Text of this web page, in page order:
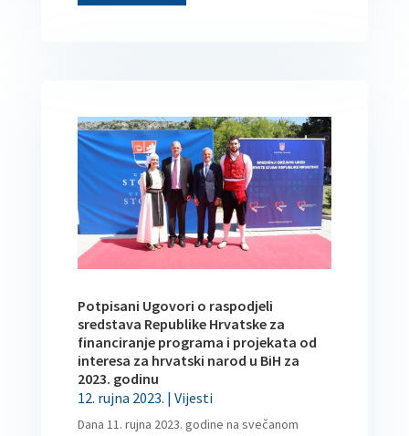
Potpisani Ugovori o raspodjeli
sredstava Republike Hrvatske za
financiranje programa i projekata od
interesa za hrvatski narod u BiH za
2023. godinu
12. rujna 2023. | Vijesti
Dana 11. rujna 2023. godine na svečanom